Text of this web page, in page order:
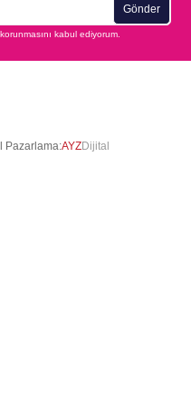
Gönder
korunmasını kabul ediyorum.
Pazarlama:AYZDijital